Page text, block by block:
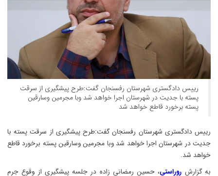
رییس دادگستری شهرستان رفسنجان گفت:طرح پیشگیری از سرقت
پسته با جدیت در شهرستان اجرا خواهد شد وبا مجرمین وسارقین
پسته برخورد قاطع خواهد شد
رییس دادگستری شهرستان رفسنجان گفت:طرح پیشگیری از سرقت پسته با
جدیت در شهرستان اجرا خواهد شد وبا مجرمین وسارقین پسته برخورد قاطع
خواهد شد.
به گزارش روراستی، حسین رمضانی زاده در جلسه پیشگیری از وقوع جرم